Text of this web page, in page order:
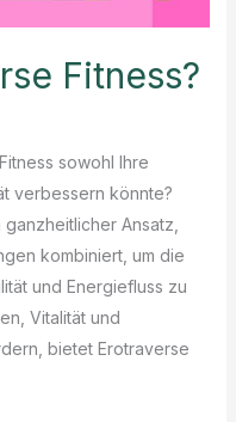
Fitness?
sowohl Ihre
verbessern könnte?
Ansatz,
kombiniert, um die
und Energiefluss zu
Vitalität und
bietet Erotraverse